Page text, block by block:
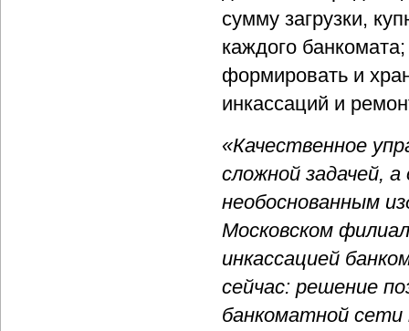
сумму загрузки,
каждого
формировать и
инкассаций и
«Качественное
сложной задачей,
необоснованным
Московском
инкассацией
сейчас: решение
банкоматной сети